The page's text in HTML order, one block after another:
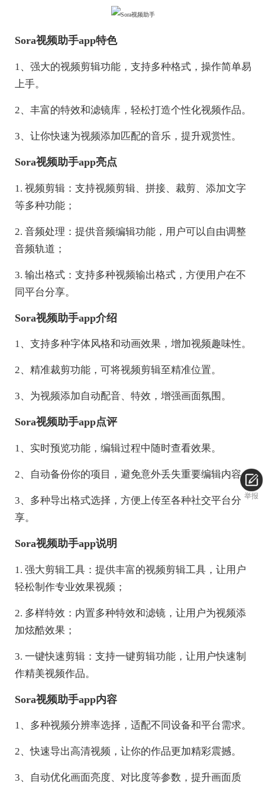
Sora视频助手app特色
1、强大的视频剪辑功能，支持多种格式，操作简单易
上手。
2、丰富的特效和滤镜库，轻松打造个性化视频作品。
3、让你快速为视频添加匹配的音乐，提升观赏性。
Sora视频助手app亮点
1. 视频剪辑：支持视频剪辑、拼接、裁剪、添加文字
等多种功能；
2. 音频处理：提供音频编辑功能，用户可以自由调整
音频轨道；
3. 输出格式：支持多种视频输出格式，方便用户在不
同平台分享。
Sora视频助手app介绍
1、支持多种字体风格和动画效果，增加视频趣味性。
2、精准裁剪功能，可将视频剪辑至精准位置。
3、为视频添加自动配音、特效，增强画面氛围。
Sora视频助手app点评
1、实时预览功能，编辑过程中随时查看效果。
2、自动备份你的项目，避免意外丢失重要编辑内容。
3、多种导出格式选择，方便上传至各种社交平台分
享。
Sora视频助手app说明
1. 强大剪辑工具：提供丰富的视频剪辑工具，让用户
轻松制作专业效果视频；
2. 多样特效：内置多种特效和滤镜，让用户为视频添
加炫酷效果；
3. 一键快速剪辑：支持一键剪辑功能，让用户快速制
作精美视频作品。
Sora视频助手app内容
1、多种视频分辨率选择，适配不同设备和平台需求。
2、快速导出高清视频，让你的作品更加精彩震撼。
3、自动优化画面亮度、对比度等参数，提升画面质
举报